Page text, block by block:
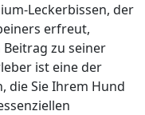
Leckerbissen, der
erfreut,
zu seiner
ist eine der
die Sie Ihrem Hund